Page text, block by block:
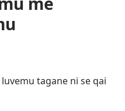
tagane ni se qai